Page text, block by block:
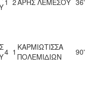
1 2ΑΡΗΣ ΛΕΜΕΣΟΥ 36'
4 1 ΚΑΡΜΙΩΤΙΣΣΑ
ΠΟΛΕΜΙΔΙΩΝ
90'